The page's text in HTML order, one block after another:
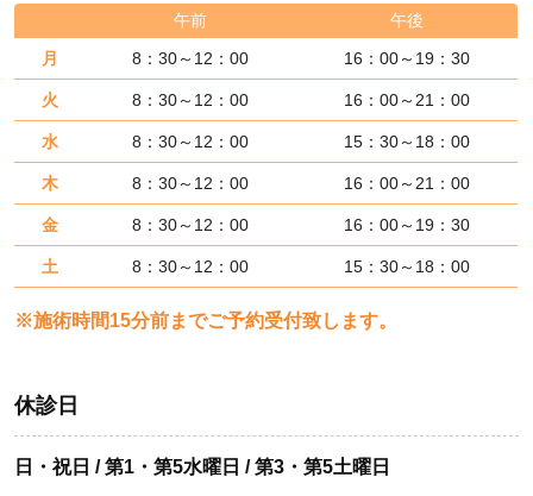
午前
午後
月
8：30～12：00 16：00～19：30
火 8：30～12：00 16：00～21：00
水 8：30～12：00 15：30～18：00
木 8：30～12：00 16：00～21：00
金 8：30～12：00 16：00～19：30
土 8：30～12：00 15：30～18：00
※施術時間15分前までご予約受付致します。
休診日
日・祝日 / 第1・第5水曜日 / 第3・第5土曜日